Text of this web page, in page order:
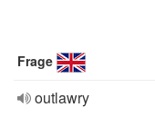
Frage
outlawry